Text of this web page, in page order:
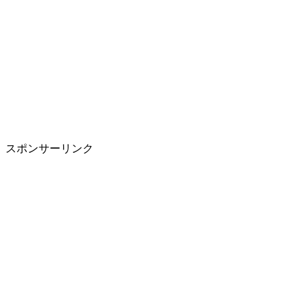
スポンサーリンク